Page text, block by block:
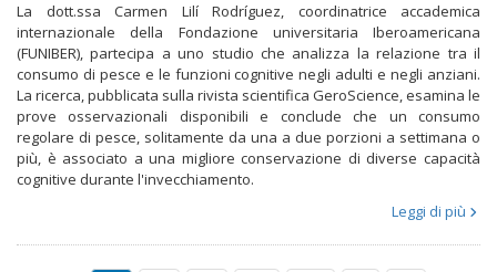
La dott.ssa Carmen Lilí Rodríguez, coordinatrice accademica
internazionale della Fondazione universitaria Iberoamericana
(FUNIBER), partecipa a uno studio che analizza la relazione tra il
consumo di pesce e le funzioni cognitive negli adulti e negli anziani.
La ricerca, pubblicata sulla rivista scientifica GeroScience, esamina le
prove osservazionali disponibili e conclude che un consumo
regolare di pesce, solitamente da una a due porzioni a settimana o
più, è associato a una migliore conservazione di diverse capacità
cognitive durante l'invecchiamento.
Leggi di più